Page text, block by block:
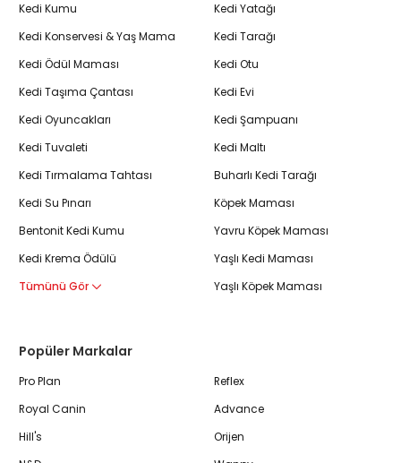
Kedi Kumu
Kedi Konservesi & Yaş Mama
Kedi Ödül Maması
Kedi Taşıma Çantası
Kedi Oyuncakları
Kedi Tuvaleti
Kedi Tırmalama Tahtası
Kedi Su Pınarı
Bentonit Kedi Kumu
Kedi Krema Ödülü
Tümünü Gör
Kedi Yatağı
Kedi Tarağı
Kedi Otu
Kedi Evi
Kedi Şampuanı
Kedi Maltı
Buharlı Kedi Tarağı
Köpek Maması
Yavru Köpek Maması
Yaşlı Kedi Maması
Yaşlı Köpek Maması
Popüler Markalar
Pro Plan
Royal Canin
Hill's
Reflex
Advance
Orijen